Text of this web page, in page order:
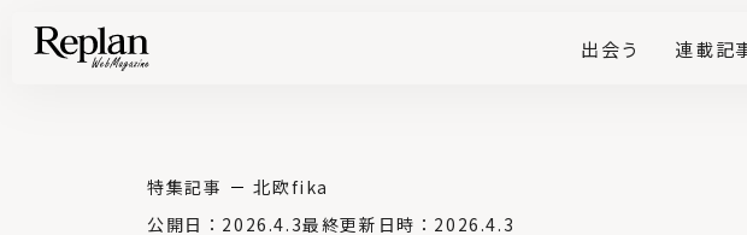
出会う 連載記
公開日：2026.4.3最終更新日時：2026.4.3
特集記事 北欧fika